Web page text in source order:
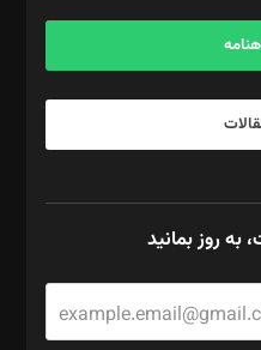
به روز بمانید